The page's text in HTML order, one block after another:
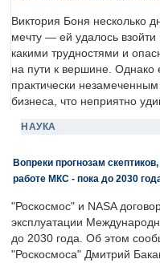
Виктория Боня несколько
мечту — ей удалось
какими трудностями и
на пути к вершине. Однако
практически
бизнеса, что неприятно
НАУКА
Вопреки прогнозам
работе МКС - пока до 2030
"Роскосмос" и NASA
эксплуатации
до 2030 года. Об этом
"Роскосмоса" Дмитрий